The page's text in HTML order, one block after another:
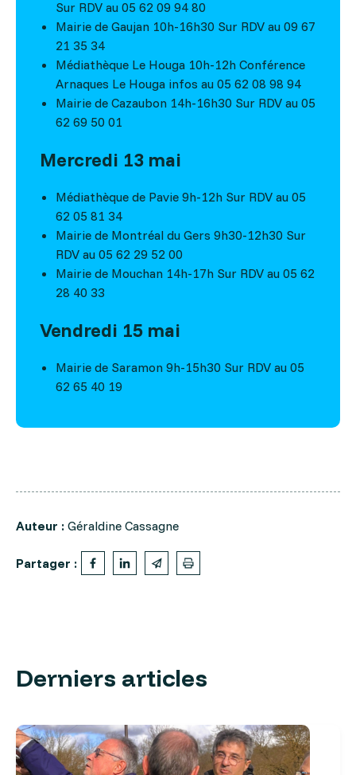
Sur RDV au 05 62 09 94 80
Mairie de Gaujan 10h-16h30 Sur RDV au 09 67
21 35 34
Médiathèque Le Houga 10h-12h Conférence
Arnaques Le Houga infos au 05 62 08 98 94
Mairie de Cazaubon 14h-16h30 Sur RDV au 05
62 69 50 01
Mercredi 13 mai
Médiathèque de Pavie 9h-12h Sur RDV au 05
62 05 81 34
Mairie de Montréal du Gers 9h30-12h30 Sur
RDV au 05 62 29 52 00
Mairie de Mouchan 14h-17h Sur RDV au 05 62
28 40 33
Vendredi 15 mai
Mairie de Saramon 9h-15h30 Sur RDV au 05
62 65 40 19
Auteur : Géraldine Cassagne
Partager :
Derniers articles